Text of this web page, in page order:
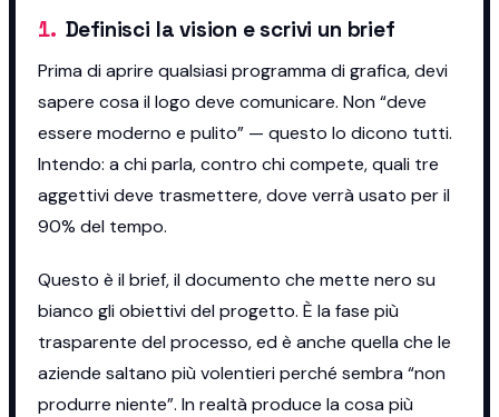
1. Definisci la vision e scrivi un brief
Prima di aprire qualsiasi programma di grafica, devi
sapere cosa il logo deve comunicare. Non “deve
essere moderno e pulito” — questo lo dicono tutti.
Intendo: a chi parla, contro chi compete, quali tre
aggettivi deve trasmettere, dove verrà usato per il
90% del tempo.
Questo è il brief, il documento che mette nero su
bianco gli obiettivi del progetto. È la fase più
trasparente del processo, ed è anche quella che le
aziende saltano più volentieri perché sembra “non
produrre niente”. In realtà produce la cosa più